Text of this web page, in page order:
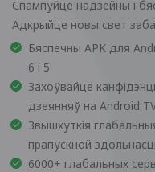
Спампуйце надзейны і
Адкрыйце новы свет
Бяспечны APK для
6 і 5
Захоўвайце
дзеянняў на Android
Звышхуткія
прапускной
6000+ глабальных